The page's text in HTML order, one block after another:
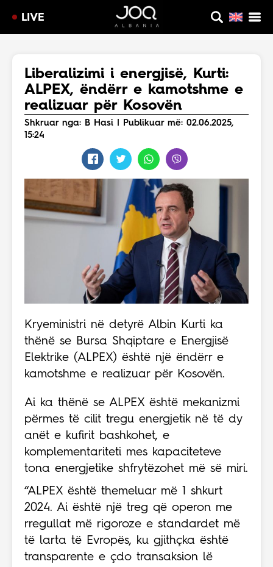
LIVE
Liberalizimi i energjisë, Kurti:
ALPEX, ëndërr e kamotshme e
realizuar për Kosovën
Shkruar nga: B Hasi | Publikuar më: 02.06.2025,
15:24
Kryeministri në detyrë Albin Kurti ka
thënë se Bursa Shqiptare e Energjisë
Elektrike (ALPEX) është një ëndërr e
kamotshme e realizuar për Kosovën.
Ai ka thënë se ALPEX është mekanizmi
përmes të cilit tregu energjetik në të dy
anët e kufirit bashkohet, e
komplementariteti mes kapaciteteve
tona energjetike shfrytëzohet më së miri.
“ALPEX është themeluar më 1 shkurt
2024. Ai është një treg që operon me
rregullat më rigoroze e standardet më
të larta të Evropës, ku gjithçka është
transparente e çdo transaksion lë